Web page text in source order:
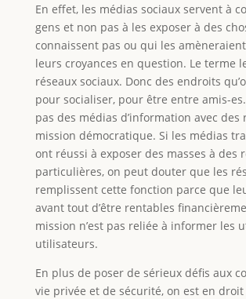
En effet, les médias sociaux servent à
gens et non pas à les exposer à des
connaissent pas ou qui les
leurs croyances en question. Le terme
réseaux sociaux. Donc des endroits
pour socialiser, pour être entre amis-
pas des médias d’information avec des
mission démocratique. Si les médias
ont réussi à exposer des masses à des
particulières, on peut douter que les
remplissent cette fonction parce que
avant tout d’être rentables
mission n’est pas reliée à informer les
utilisateurs.
En plus de poser de sérieux défis aux
vie privée et de sécurité, on est en droit